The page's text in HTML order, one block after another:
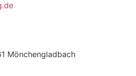
Mönchengladbach